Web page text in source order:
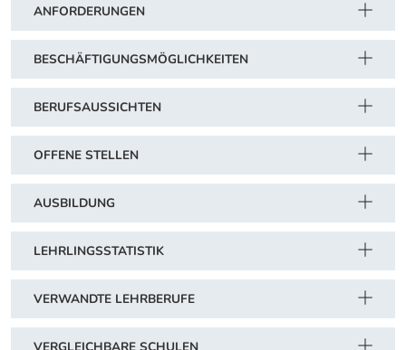
ANFORDERUNGEN
BESCHÄFTIGUNGSMÖGLICHKEITEN
BERUFSAUSSICHTEN
OFFENE STELLEN
AUSBILDUNG
LEHRLINGSSTATISTIK
VERWANDTE LEHRBERUFE